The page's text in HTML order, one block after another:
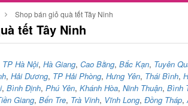
Shop bán giỏ quà tết Tây Ninh
tết Tây Ninh
TP Hà Nội, Hà Giang, Cao Bằng, Bắc Kạn, Tuyên
, Hải Dương, TP Hải Phòng, Hưng Yên, Thái Bình,
, Bình Định, Phú Yên, Khánh Hòa, Ninh Thuận, Bình
Giang, Bến Tre, Trà Vinh, Vĩnh Long, Đồng Tháp,